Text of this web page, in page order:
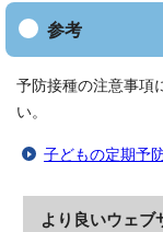
参考
予防接種の注意事項
い。
子どもの定期予
より良いウェブ